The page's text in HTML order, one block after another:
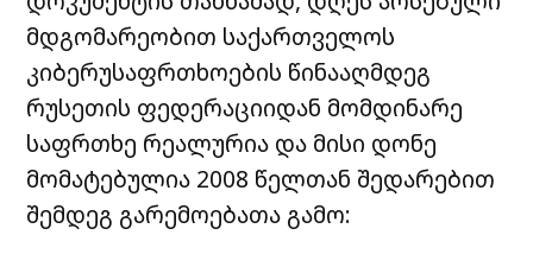
მდგომარეობით საქართველოს
კიბერუსაფრთხოების წინააღმდეგ
რუსეთის ფედერაციიდან მომდინარე
საფრთხე რეალურია და მისი დონე
მომატებულია 2008 წელთან შედარებით
შემდეგ გარემოებათა გამო: